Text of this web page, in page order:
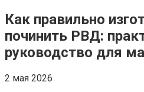
Как правильно
починить РВД:
руководство для
2 мая 2026